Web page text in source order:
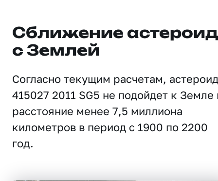
Сближение
с Землей
Согласно текущим расчетам, астероид
415027 2011 SG5 не подойдет к Земле
расстояние менее 7,5 миллиона
километров в период с 1900 по 2200
год.